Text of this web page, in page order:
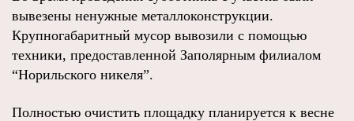
вывезены ненужные металлоконструкции.
Крупногабаритный мусор вывозили с помощью
техники, предоставленной Заполярным филиалом
“Норильского никеля”.
Полностью очистить площадку планируется к весне